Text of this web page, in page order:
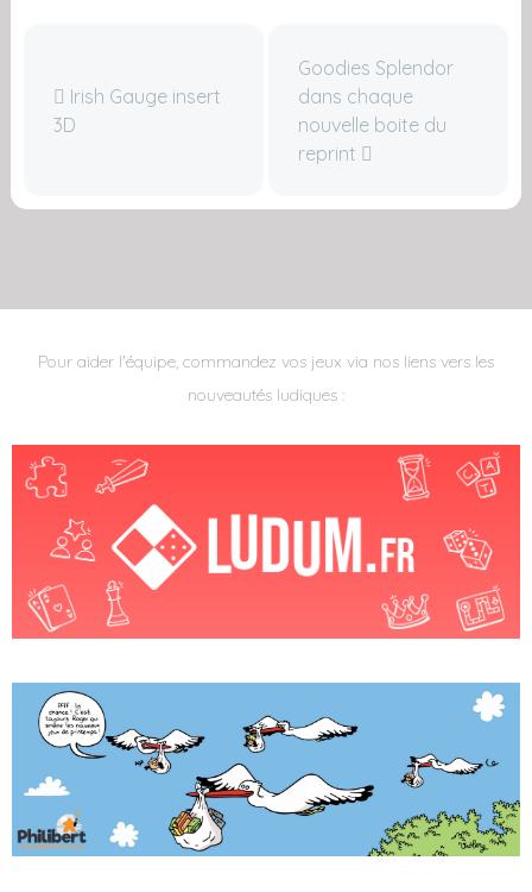
Irish Gauge insert
3D
Goodies Splendor
dans chaque
nouvelle boite du
reprint
Pour aider l'équipe, commandez vos jeux via nos liens vers les
nouveautés ludiques :